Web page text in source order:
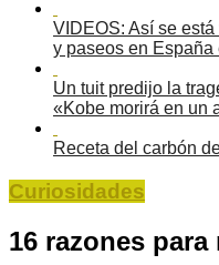
VIDEOS: Así se
y paseos en España
Un tuit predijo la
«Kobe morirá en un
Receta del carbón
Curiosidades
16 razones